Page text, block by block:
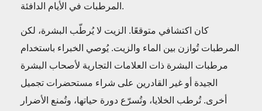
المرطبات في الأيام الدافئة.
كان اكتشافي متوقعًا. الزيت لا يُرطّب البشرة، لكن
المرطبات تُوازن بين الماء والزيت. يُوصي الخبراء باستخدام
مرطبات البشرة ذات العلامات التجارية لأصحاب البشرة
الجيدة أو غير القادرين على شراء مستحضرات تجميل
أخرى. تُرطب الخلايا، وتُسرّع دورة حياتها، وتُمنع الأضرار